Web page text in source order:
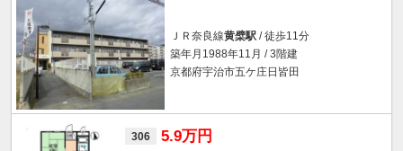
ＪＲ奈良線黄檗駅/ 徒歩11分
築年月1988年11月 / 3階建
京都府宇治市五ケ庄日皆田
306 5.9万円